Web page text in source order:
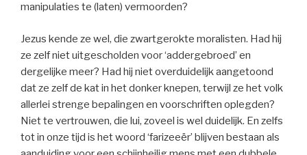
manipulaties te (laten) vermoorden?
Jezus kende ze wel, die zwartgerokte moralisten. Had hij
ze zelf niet uitgescholden voor ‘addergebroed’ en
dergelijke meer? Had hij niet overduidelijk aangetoond
dat ze zelf de kat in het donker knepen, terwijl ze het volk
allerlei strenge bepalingen en voorschriften oplegden?
Niet te vertrouwen, die lui, zoveel is wel duidelijk. En zelfs
tot in onze tijd is het woord ‘farizeeër’ blijven bestaan als